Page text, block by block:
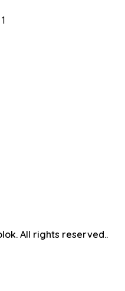
All rights reserved..